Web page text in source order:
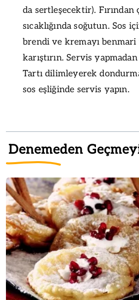
da sertleşecektir). Fırından
sıcaklığında soğutun. Sos
brendi ve kremayı
karıştırın. Servis
Tartı dilimleyerek
sos eşliğinde servis yapın.
Denemeden